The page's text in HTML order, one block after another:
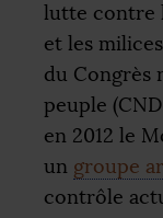
lutte contre
et les
du Congrès
peuple (
en 2012 le
un groupe
contrôle